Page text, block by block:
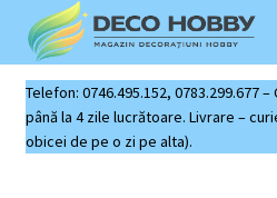
Sari
la
navigare
Sari
la
conținut
Deco Hobby
Contact
Telefon: 0746.495.152, 0783.299.677
până la 4 zile lucrătoare. Livrare –
obicei de pe o zi pe alta).